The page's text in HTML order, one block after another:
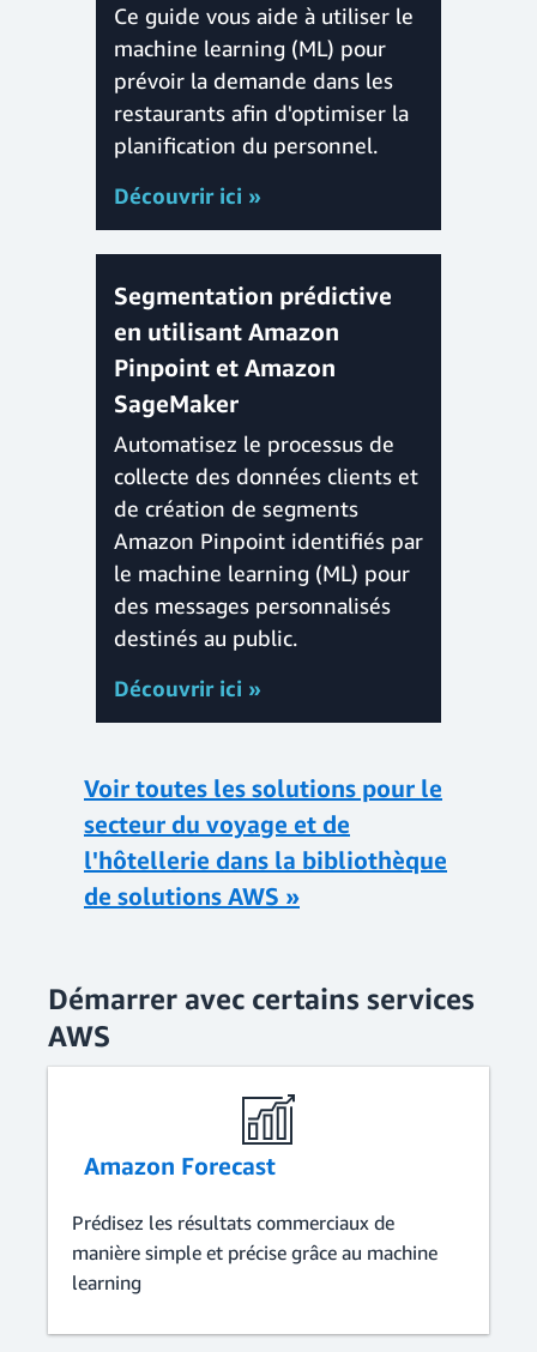
Ce guide vous aide à utiliser le
machine learning (ML) pour
prévoir la demande dans les
restaurants afin d'optimiser la
planification du personnel.
Découvrir ici »
Segmentation prédictive
en utilisant Amazon
Pinpoint et Amazon
SageMaker
Automatisez le processus de
collecte des données clients et
de création de segments
Amazon Pinpoint identifiés par
le machine learning (ML) pour
des messages personnalisés
destinés au public.
Découvrir ici »
Voir toutes les solutions pour le
secteur du voyage et de
l'hôtellerie dans la bibliothèque
de solutions AWS »
Démarrer avec certains services
AWS
Amazon Forecast
Prédisez les résultats commerciaux de
manière simple et précise grâce au machine
learning